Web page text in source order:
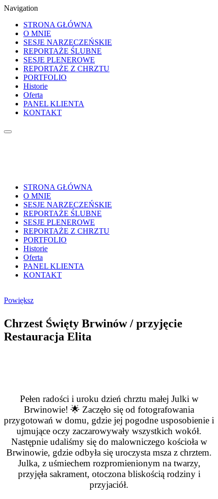
Navigation
STRONA GŁÓWNA
O MNIE
SESJE NARZECZEŃSKIE
REPORTAŻE ŚLUBNE
SESJE PLENEROWE
REPORTAŻE Z CHRZTU
PORTFOLIO
Historie
Oferta
PANEL KLIENTA
KONTAKT
STRONA GŁÓWNA
O MNIE
SESJE NARZECZEŃSKIE
REPORTAŻE ŚLUBNE
SESJE PLENEROWE
REPORTAŻE Z CHRZTU
PORTFOLIO
Historie
Oferta
PANEL KLIENTA
KONTAKT
Powiększ
Chrzest Święty Brwinów / przyjęcie
Restauracja Elita
Pełen radości i uroku dzień chrztu małej Julki w
Brwinowie! 🌟 Zaczęło się od fotografowania
przygotowań w domu, gdzie jej pogodne usposobienie i
ujmujące oczy zaczarowywały wszystkich wokół.
Następnie udaliśmy się do malowniczego kościoła w
Brwinowie, gdzie odbyła się uroczysta msza z chrztem.
Julka, z uśmiechem rozpromienionym na twarzy,
przyjęła sakrament, otoczona bliskością rodziny i
przyjaciół.